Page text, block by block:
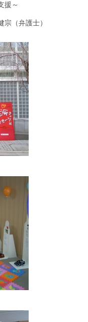
～
弁護士）